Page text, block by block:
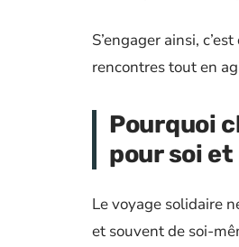
S’engager ainsi,
rencontres tout en
Pourquoi
pour soi
Le voyage solidaire
et souvent de soi-